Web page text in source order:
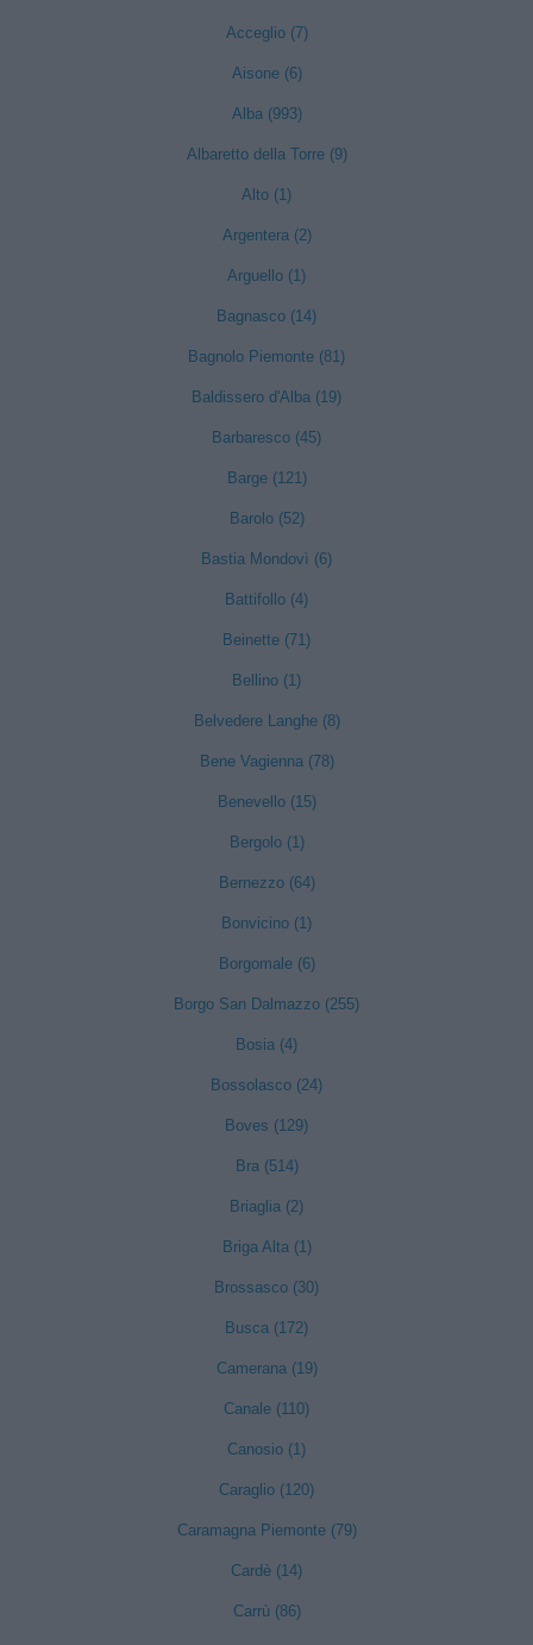
Acceglio (7)
Aisone (6)
Alba (993)
Albaretto della Torre (9)
Alto (1)
Argentera (2)
Arguello (1)
Bagnasco (14)
Bagnolo Piemonte (81)
Baldissero d'Alba (19)
Barbaresco (45)
Barge (121)
Barolo (52)
Bastia Mondovì (6)
Battifollo (4)
Beinette (71)
Bellino (1)
Belvedere Langhe (8)
Bene Vagienna (78)
Benevello (15)
Bergolo (1)
Bernezzo (64)
Bonvicino (1)
Borgomale (6)
Borgo San Dalmazzo (255)
Bosia (4)
Bossolasco (24)
Boves (129)
Bra (514)
Briaglia (2)
Briga Alta (1)
Brossasco (30)
Busca (172)
Camerana (19)
Canale (110)
Canosio (1)
Caraglio (120)
Caramagna Piemonte (79)
Cardè (14)
Carrù (86)